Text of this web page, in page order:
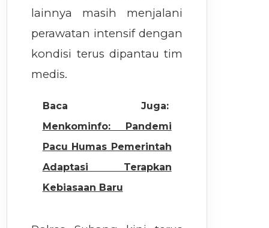
lainnya masih menjalani
perawatan intensif dengan
kondisi terus dipantau tim
medis.
Baca Juga:
Menkominfo: Pandemi
Pacu Humas Pemerintah
Adaptasi Terapkan
Kebiasaan Baru